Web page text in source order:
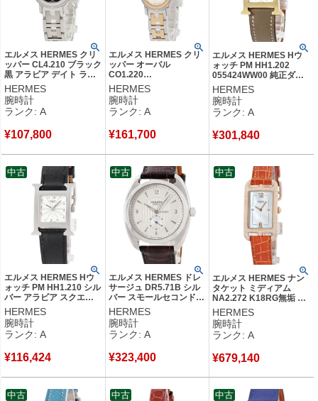
エルメス HERMES クリ
ッパー CL4.210 ブラック
黒 アラビア デイト ラウ
ンド 3針 レディース 腕時
計クオーツ ブラック
【中古】中古美品
HERMES
腕時計
ランク: A
¥107,800
エルメス HERMES クリ
ッパー オーバル
CO1.220
CO1.220.220/3787 シル
バー ギョーシェ 楕円形
レディース 腕時計クオー
ツ シルバー 【中古】中
HERMES
腕時計
ランク: A
¥161,700
エルメス HERMES Hウ
ォッチ PM HH1.202
055424WW00 純正ダイ
ヤ ホワイト シェル H型
スクエア レディース 腕時
計クオーツ ホワイト 【中
古】中古美品
HERMES
腕時計
ランク: A
¥301,840
エルメス HERMES Hウ
ォッチ PM HH1.210 シル
バー アラビア スクエア
H型 ギョーシェ レディー
ス 腕時計クオーツ ホワ
イト 【中古】中古美品
HERMES
腕時計
ランク: A
¥116,424
中古
エルメス HERMES ドレ
サージュ DR5.71B シル
バー スモールセコンド
シースルーバック アラビ
ア バー メンズ 腕時計自
動巻き シルバー 【中
古】中古美品
HERMES
腕時計
ランク: A
¥323,400
中古
エルメス HERMES ナン
タケット ミディアム
NA2.272 K18RG無垢 純
正ダイヤ ホワイト シェル
レディース 腕時計クオー
ツ ホワイト 【中古】中古
美品
HERMES
腕時計
ランク: A
¥679,140
中古
中古 中古 中古